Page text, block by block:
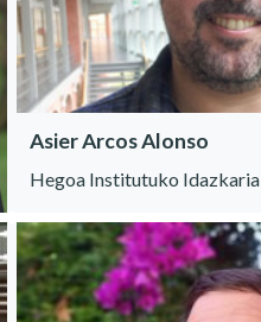
Asier Arcos Alonso
Hegoa Institutuko Idazkaria